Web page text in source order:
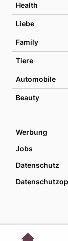
Health
Liebe
Family
Tiere
Automobile
Beauty
Werbung
Jobs
Datenschutz